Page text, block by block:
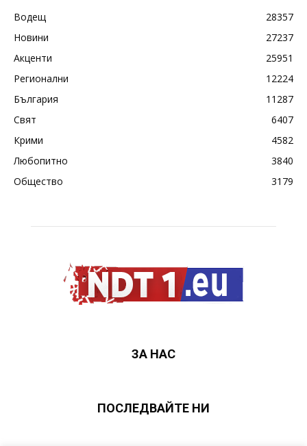
Водещ
28357
Новини
27237
Акценти
25951
Регионални
12224
България
11287
Свят
6407
Крими
4582
Любопитно
3840
Общество
3179
ЗА НАС
ПОСЛЕДВАЙТЕ НИ